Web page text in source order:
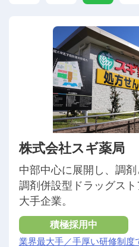
株式会社スギ薬局
中部中心に展開し、調
調剤併設型ドラッグス
大手企業。
積極採用中
業界最大手／手厚い研修制度